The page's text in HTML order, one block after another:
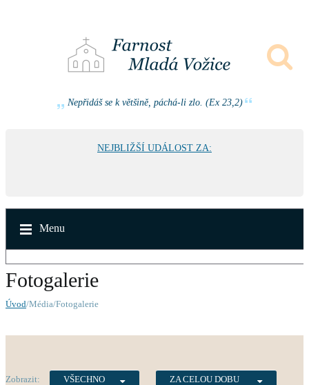
Nepřidáš se k většině, páchá-li zlo. (Ex 23,2)
NEJBLIŽŠÍ UDÁLOST ZA:
Menu
Fotogalerie
Úvod/Média/Fotogalerie
Zobrazit: VŠECHNO ZA CELOU DOBU